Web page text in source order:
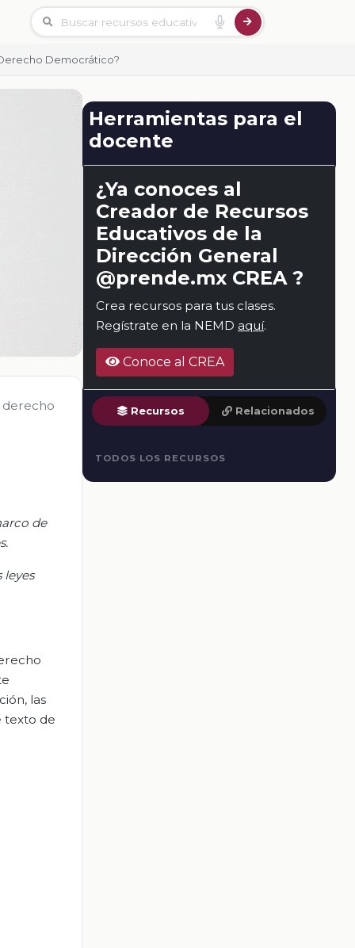
Democrático?
derecho
de
las
texto de
Herramientas para el
docente
¿Ya conoces al
Creador de Recursos
Educativos de la
Dirección General
@prende.mx CREA ?
Crea recursos para tus clases.
Regístrate en la NEMD aquí.
Conoce al CREA
Recursos Relacionados
TODOS LOS RECURSOS